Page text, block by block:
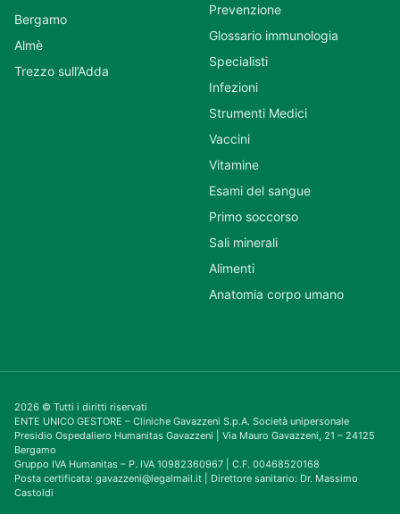
Bergamo
Almè
Trezzo sull’Adda
Prevenzione
Glossario immunologia
Specialisti
Infezioni
Strumenti Medici
Vaccini
Vitamine
Esami del sangue
Primo soccorso
Sali minerali
Alimenti
Anatomia corpo umano
2026 © Tutti i diritti riservati
ENTE UNICO GESTORE – Cliniche Gavazzeni S.p.A. Società unipersonale
Presidio Ospedaliero Humanitas Gavazzeni | Via Mauro Gavazzeni, 21 – 24125
Bergamo
Gruppo IVA Humanitas – P. IVA 10982360967 | C.F. 00468520168
Posta certificata: gavazzeni@legalmail.it | Direttore sanitario: Dr. Massimo
Castoldi